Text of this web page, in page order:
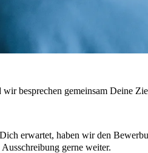
besprechen gemeinsam Deine
erwartet, haben wir den
gerne weiter.